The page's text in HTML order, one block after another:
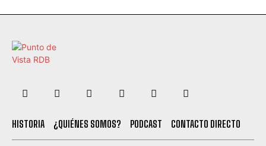
HISTORIA ¿QUIÉNES SOMOS? PODCAST CONTACTO DIRECTO